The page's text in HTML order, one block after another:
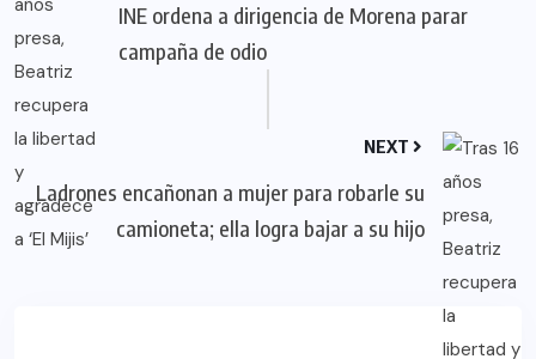
INE ordena a dirigencia de Morena parar
campaña de odio
NEXT
Ladrones encañonan a mujer para robarle su
camioneta; ella logra bajar a su hijo